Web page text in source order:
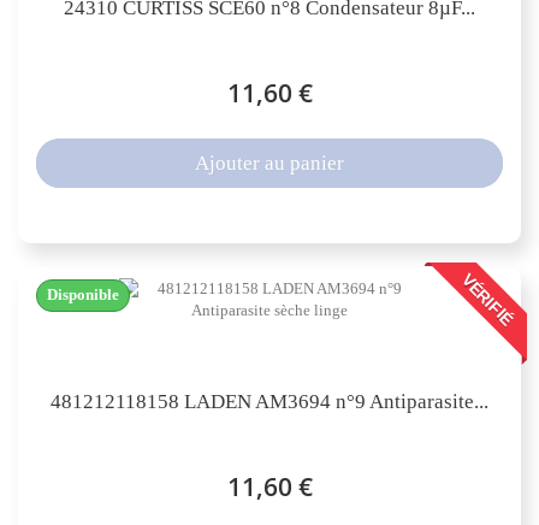
24310 CURTISS SCE60 n°8 Condensateur 8µF...
11,60 €
Ajouter au panier
VÉRIFIÉ
481212118158 LADEN AM3694 n°9 Antiparasite...
11,60 €
Disponible